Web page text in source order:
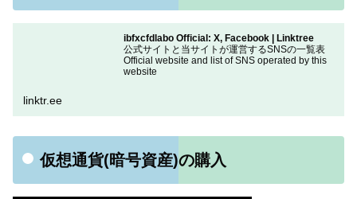
ibfxcfdlabo Official: X, Facebook | Linktree
公式サイトと当サイトが運営するSNSの一覧表
Official website and list of SNS operated by this
website
linktr.ee
仮想通貨(暗号資産)の購入